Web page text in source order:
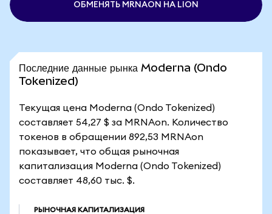
ОБМЕНЯТЬ MRNAON НА LION
Последние данные рынка Moderna (Ondo
Tokenized)
Текущая цена Moderna (Ondo Tokenized)
составляет 54,27 $ за MRNAon. Количество
токенов в обращении 892,53 MRNAon
показывает, что общая рыночная
капитализация Moderna (Ondo Tokenized)
составляет 48,60 тыс. $.
РЫНОЧНАЯ КАПИТАЛИЗАЦИЯ